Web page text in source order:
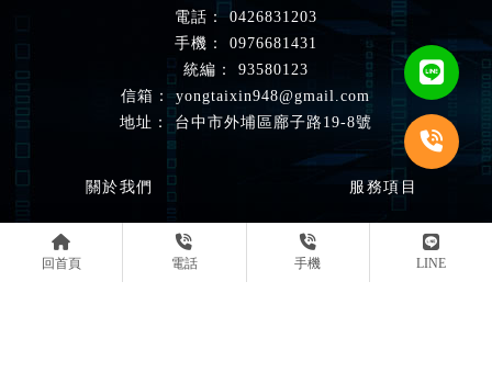
回首頁 電話 手機 LINE
0426831203
0976681431
93580123
yongtaixin948@gmail.com
台中市外埔區廍子路19-8號
關於我們 服務項目
常見問題 聯絡我們